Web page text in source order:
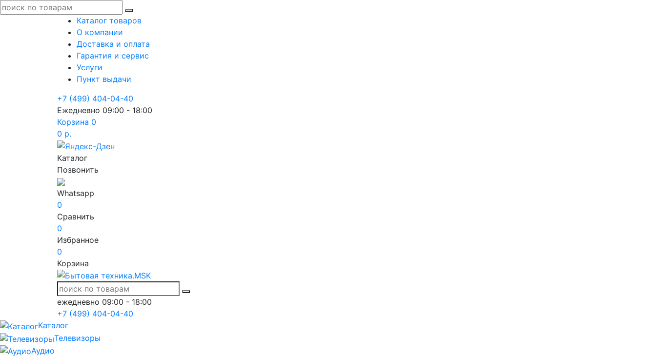
Каталог товаров
О компании
Доставка и оплата
Гарантия и сервис
Услуги
Пункт выдачи
+7 (499) 404-04-40
Ежедневно 09:00 - 18:00
Корзина 0
0 р.
Каталог
Позвонить
Whatsapp
0
Сравнить
0
Избранное
0
Корзина
ежедневно 09:00 - 18:00
+7 (499) 404-04-40
Каталог
Телевизоры
Аудио